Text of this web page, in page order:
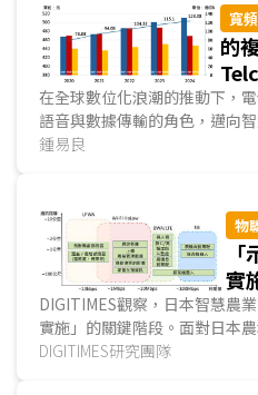
寬
的
曲
在全球數位化浪潮的推動下，
語音與數據傳輸的角色，邁向
著5G、物聯網、雲端運算與邊
鍾易良
物
實
DIGITIMES觀察，日本智慧農
實施」的關鍵階段。面對日本
具適配困難，導致日本智慧農
DIGITIMES研究團隊